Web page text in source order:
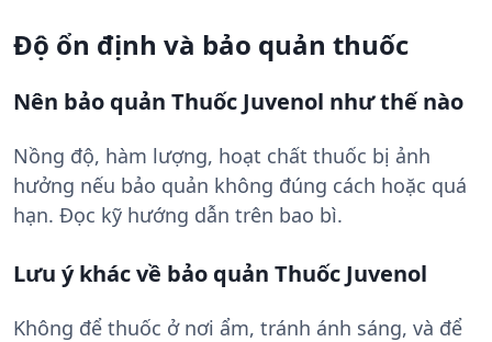
Độ ổn định và bảo quản thuốc
Nên bảo quản Thuốc Juvenol như thế nào
Nồng độ, hàm lượng, hoạt chất thuốc bị ảnh
hưởng nếu bảo quản không đúng cách hoặc quá
hạn. Đọc kỹ hướng dẫn trên bao bì.
Lưu ý khác về bảo quản Thuốc Juvenol
Không để thuốc ở nơi ẩm, tránh ánh sáng, và để